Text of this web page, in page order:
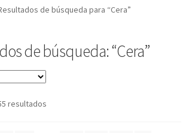
de búsqueda para “Cera”
de búsqueda: “Cera”
resultados